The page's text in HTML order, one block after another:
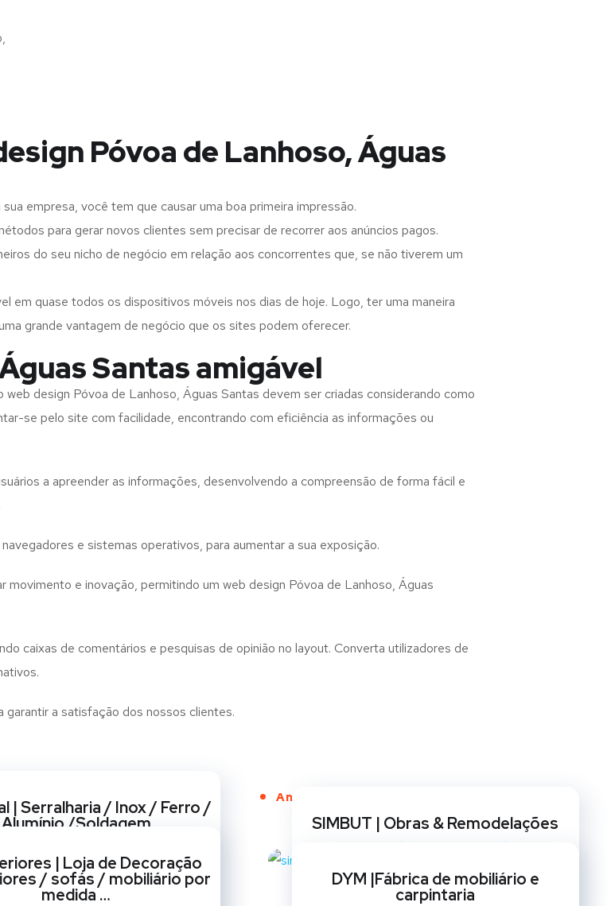
Póvoa de Lanhoso, Águas
empresa, você tem que causar uma boa primeira impressão.
para gerar novos clientes sem precisar de recorrer aos anúncios pagos.
do seu nicho de negócio em relação aos concorrentes que, se não tiverem um
em quase todos os dispositivos móveis nos dias de hoje. Logo, ter uma maneira
grande vantagem de negócio que os sites podem oferecer.
Santas amigável
web design Póvoa de Lanhoso, Águas Santas devem ser criadas considerando como
se pelo site com facilidade, encontrando com eficiência as informações ou
a apreender as informações, desenvolvendo a compreensão de forma fácil e
e sistemas operativos, para aumentar a sua exposição.
movimento e inovação, permitindo um web design Póvoa de Lanhoso, Águas
caixas de comentários e pesquisas de opinião no layout. Converta utilizadores de
garantir a satisfação dos nossos clientes.
Anos de Serviço
| Serralharia / Inox / Ferro /
Alumínio /Soldagem
/ MARKETING/OPTIMIZAÇÃO SEO/
REDESIGN DE SITES
SIMBUT | Obras & Remodelações
REDESIGN DE SITES
| Loja de Decoração
/ sofás / mobiliário por
medida …
DYM |Fábrica de mobiliário e
carpintaria